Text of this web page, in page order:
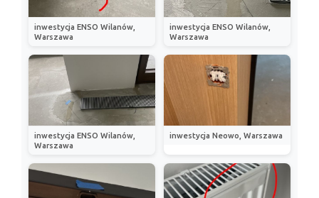
inwestycja ENSO Wilanów,
Warszawa
inwestycja ENSO Wilanów,
Warszawa
inwestycja ENSO Wilanów,
Warszawa
inwestycja Neowo, Warszawa